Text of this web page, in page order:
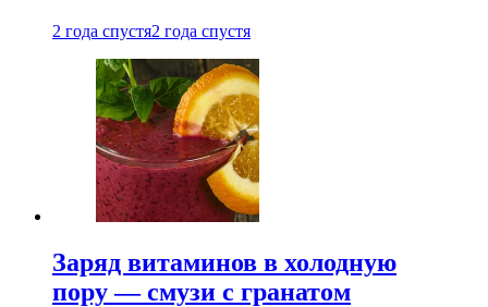
2 года спустя2 года спустя
Заряд витаминов в холодную
пору — смузи с гранатом